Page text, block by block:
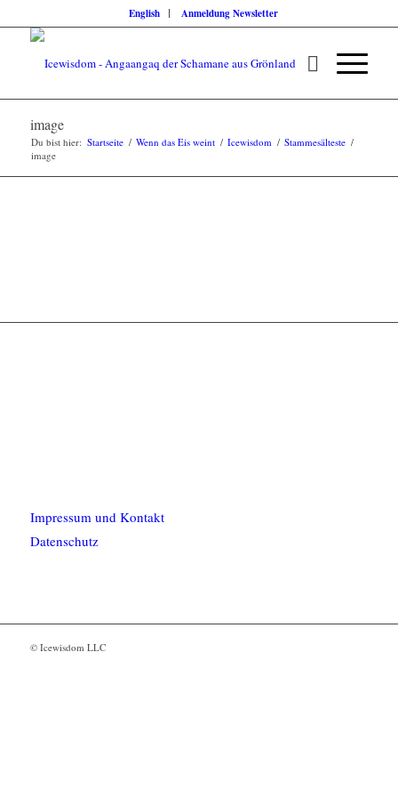
English Anmeldung Newsletter
image
Du bist hier: Startseite / Wenn das Eis weint / Icewisdom / Stammesälteste /
image
Impressum und Kontakt
Datenschutz
© Icewisdom LLC